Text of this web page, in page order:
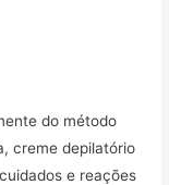
do método
creme depilatório
e reações